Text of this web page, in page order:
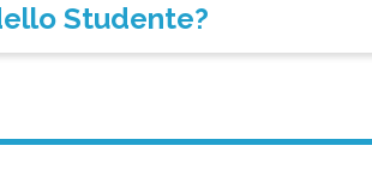
Studente?